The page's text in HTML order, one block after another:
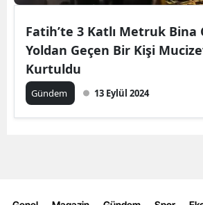
Fatih’te 3 Katlı Metruk Bina
Yoldan Geçen Bir Kişi
Kurtuldu
Gündem 13 Eylül 2024